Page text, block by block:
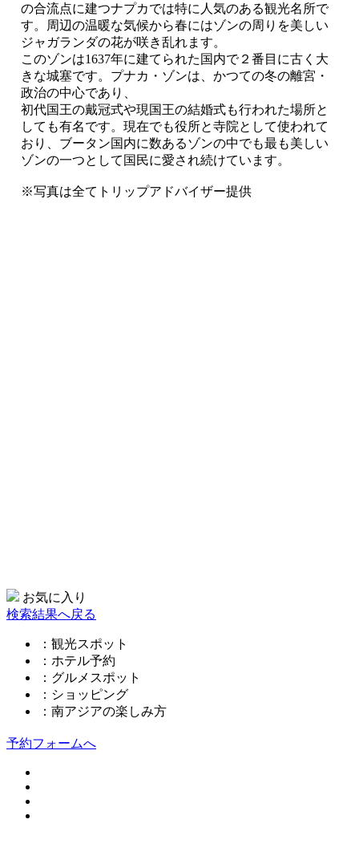
の合流点に建つナプカでは特に人気のある観光名所で
す。周辺の温暖な気候から春にはゾンの周りを美しい
ジャガランダの花が咲き乱れます。
このゾンは1637年に建てられた国内で２番目に古く大
きな城塞です。プナカ・ゾンは、かつての冬の離宮・
政治の中心であり、
初代国王の戴冠式や現国王の結婚式も行われた場所と
しても有名です。現在でも役所と寺院として使われて
おり、ブータン国内に数あるゾンの中でも最も美しい
ゾンの一つとして国民に愛され続けています。
※写真は全てトリップアドバイザー提供
お気に入り
検索結果へ戻る
：観光スポット
：ホテル予約
：グルメスポット
：ショッピング
：南アジアの楽しみ方
予約フォームへ